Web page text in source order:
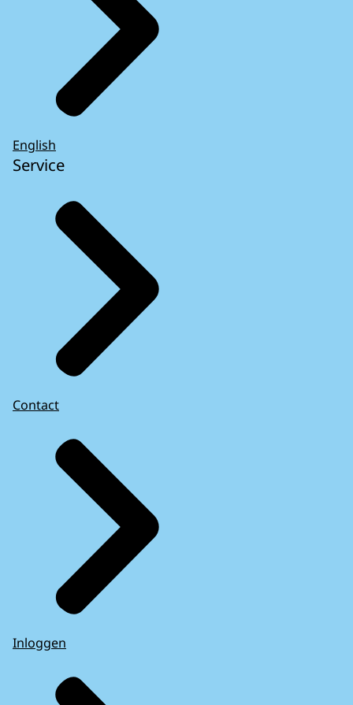
English
Service
Contact
Inloggen